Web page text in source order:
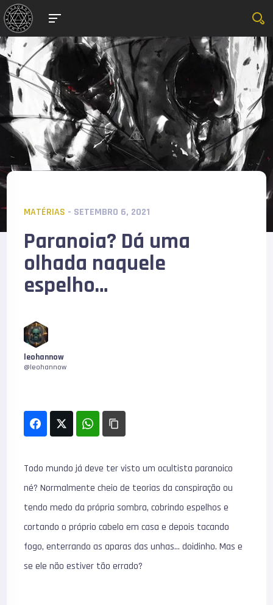
MATÉRIAS - SETEMBRO 6, 2021
Paranoia? Dá uma
olhada naquele
espelho…
leohannow
@leohannow
Todo mundo já deve ter visto um ocultista paranoico
né? Normalmente cheio de teorias da conspiração ou
tendo medo da própria sombra, cobrindo espelhos e
cortando o próprio cabelo em casa e depois tacando
fogo, enterrando as aparas das unhas… doidinho. Mas e
se ele não estiver tão errado?